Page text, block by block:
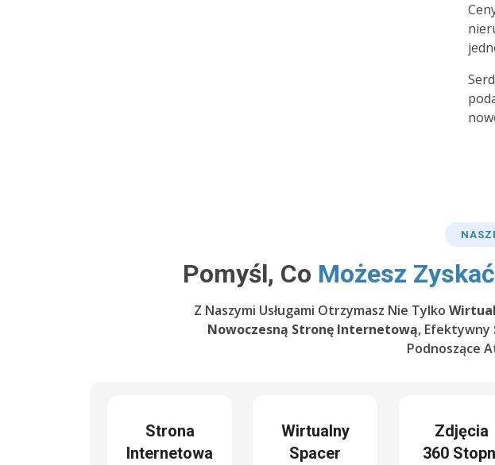
Pomyśl, Co Możesz Zyskać
Z Naszymi Usługami Otrzymasz Nie Tylko
Nowoczesną Stronę Internetową, Efektywny
Podnoszące
Strona
Internetowa
Wirtualny
Spacer
Zdjęcia
360